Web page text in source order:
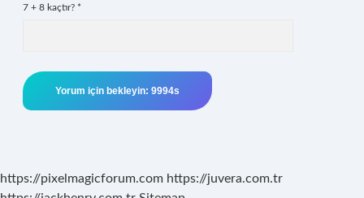
7 + 8 kaçtır? *
https://pixelmagicforum.com https://juvera.com.tr